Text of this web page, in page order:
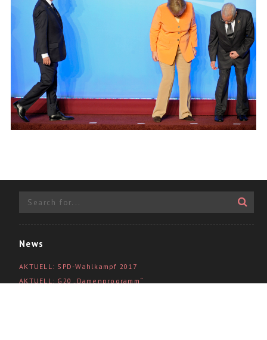
News
AKTUELL: SPD-Wahlkampf 2017
AKTUELL: G20 „Damenprogramm“